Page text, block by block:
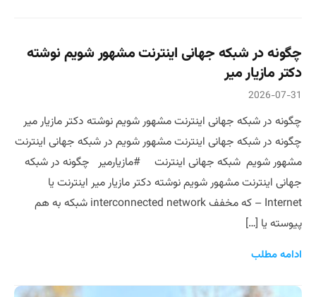
چگونه در شبکه جهانی اینترنت مشهور شویم نوشته
دکتر مازیار میر
2026-07-31
چگونه در شبکه جهانی اینترنت مشهور شویم نوشته دکتر مازیار میر
چگونه در شبکه جهانی اینترنت مشهور شویم در شبکه جهانی اینترنت
مشهور شویم شبکه جهانی اینترنت #مازیارمیر چگونه در شبکه
جهانی اینترنت مشهور شویم نوشته دکتر مازیار میر اینترنت یا
Internet – که مخفف interconnected network شبکه به هم
پیوسته یا […]
ادامه مطلب